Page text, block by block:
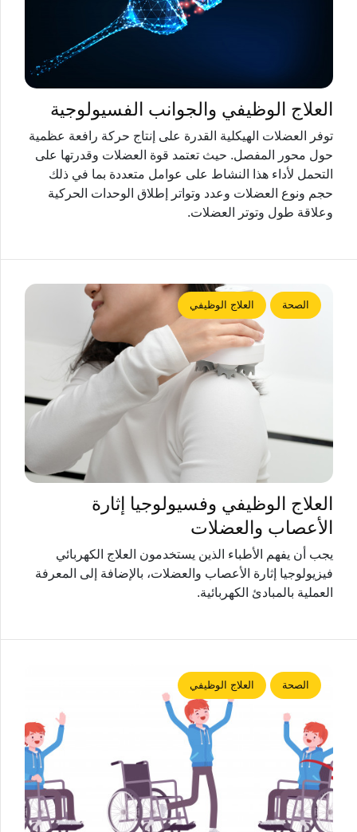
العلاج الوظيفي والجوانب الفسيولوجية
توفر العضلات الهيكلية القدرة على إنتاج حركة رافعة عظمية
حول محور المفصل. حيث تعتمد قوة العضلات وقدرتها على
التحمل لأداء هذا النشاط على عوامل متعددة بما في ذلك
حجم ونوع العضلات وعدد وتواتر إطلاق الوحدات الحركية
وعلاقة طول وتوتر العضلات.
الصحة العلاج الوظيفي
العلاج الوظيفي وفسيولوجيا إثارة
الأعصاب والعضلات
يجب أن يفهم الأطباء الذين يستخدمون العلاج الكهربائي
فيزيولوجيا إثارة الأعصاب والعضلات، بالإضافة إلى المعرفة
العملية بالمبادئ الكهربائية.
الصحة العلاج الوظيفي